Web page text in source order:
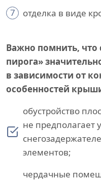
7
отделка в виде
Важно помнить, что
пирога»
в зависимости от
особенностей
обустройство
не предполагает
элементов;
чердачные